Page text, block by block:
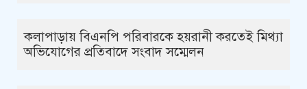
কলাপাড়ায় বিএনপি পরিবারকে হয়রানী করতেই মিথ্যা
অভিযোগের প্রতিবাদে সংবাদ সম্মেলন